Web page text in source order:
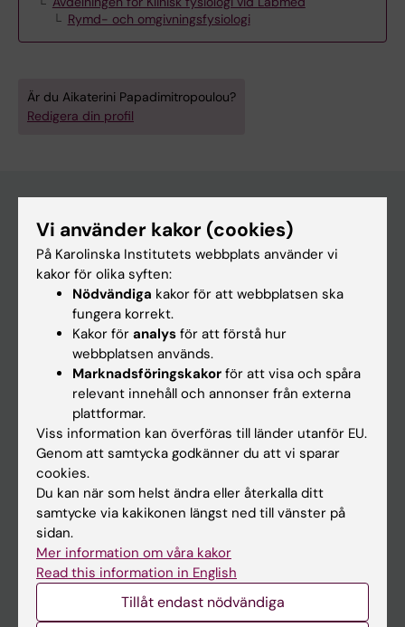
Rymd- och omgivningsfysiologi
Är du Aikaterini Papadimitropoulou?
Redigera din profil
Huvudmeny
Utbildning
Forskarutbildning
Forskning
Nyheter
Kalender
Student
Ladok
Canvas
Schema
Vi använder kakor (cookies)
På Karolinska Institutets webbplats använder vi
kakor för olika syften:
Nödvändiga kakor för att webbplatsen ska
fungera korrekt.
Kakor för analys för att förstå hur
webbplatsen används.
Marknadsföringskakor för att visa och spåra
relevant innehåll och annonser från externa
plattformar.
Viss information kan överföras till länder utanför EU.
Genom att samtycka godkänner du att vi sparar
cookies.
Du kan när som helst ändra eller återkalla ditt
samtycke via kakikonen längst ned till vänster på
sidan.
Mer information om våra kakor
Read this information in English
Tillåt endast nödvändiga